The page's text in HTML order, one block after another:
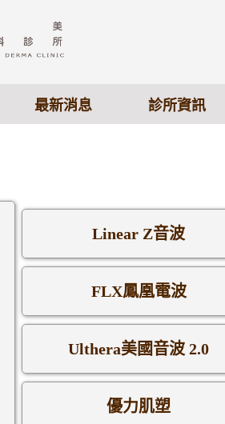
最新消息 診所資訊
Linear Z音波
FLX鳳凰電波
Ulthera美國音波 2.0
優力肌塑